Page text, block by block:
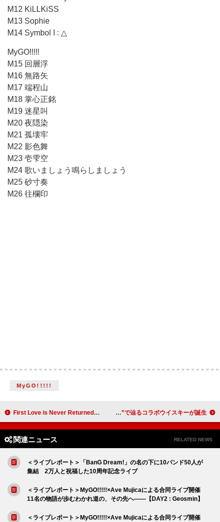
M12 KiLLKiSS
M13 Sophie
M14 Symbol I : △
MyGO!!!!!
M15 回層浮
M16 無路矢
M17 端程山
M18 掌心正銘
M19 迷星叫
M20 夜隠染
M21 孤壊牢
M22 影色舞
M23 壱雫空
M24 歌いましょう鳴らしましょう
M25 砂寸奏
M26 往欄印
MyGO!!!!!
First Love is Never Returned、テレビ朝日『グッド！モーニング』新テーマソング「Good Morning」配信リリース＆MV公開 L'Arc-en-Ciel結成35周年記念、その軌跡を“味”で辿るコラボウイスキーが誕生
関連ニュース RELATED NEWS
＜ライブレポート＞「BanG Dream!」の名の下に10バンド50人が
集結 2万人と祝福した10周年記念ライブ
＜ライブレポート＞MyGO!!!!!×Ave Mujicaによる合同ライブ開催
11名の物語が歩むわかれ道の、その先へ――【DAY2 : Geosmin】
＜ライブレポート＞MyGO!!!!!×Ave Mujicaによる合同ライブ開催